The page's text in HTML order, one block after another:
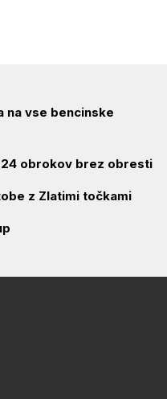
na vse bencinske
obrokov brez obresti
z Zlatimi točkami